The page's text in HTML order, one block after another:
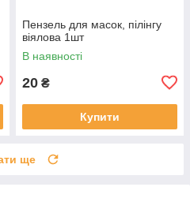
Пензель для масок, пілінгу
віялова 1шт
В наявності
20 ₴
Купити
ще